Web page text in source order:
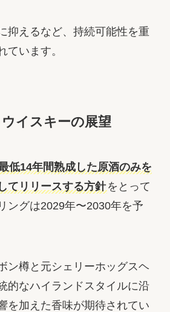
抑えるなど、持続可能性を重
ています。
イスキーの展望
低14年間熟成した原酒のみを
てリリースする方針 をとって
ングは2029年〜2030年を予
ン樽と元シェリーホッグスヘ
的なハイランドスタイルに沿
を加えた香味が期待されてい